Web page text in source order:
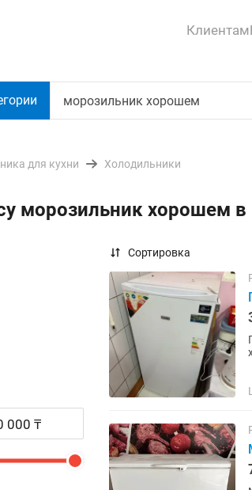
Клиентам
для кухни Холодильники
морозильник хорошем
Сортировка